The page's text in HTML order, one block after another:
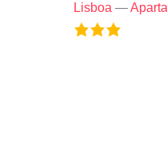
Lisboa —